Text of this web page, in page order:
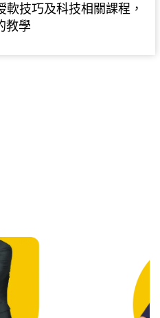
技巧及科技相關課程，
教學